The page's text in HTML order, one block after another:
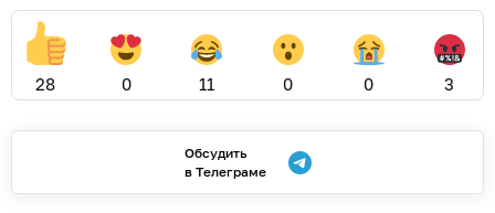
28 0 11 0 0 3
Обсудить
в Телеграме